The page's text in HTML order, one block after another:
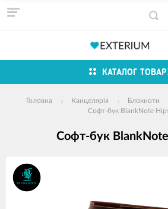
КАТАЛОГ
Головна Канцелярія Блокноти
Софт-бук BlankNote
Софт-бук
зображення
продуктів